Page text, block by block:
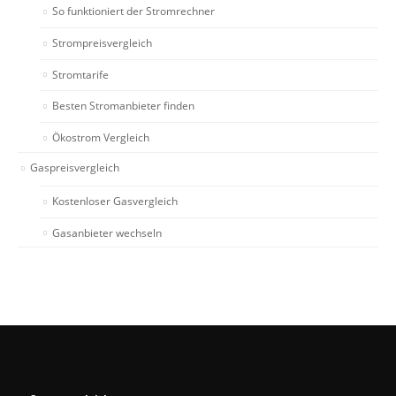
So funktioniert der Stromrechner
Strompreisvergleich
Stromtarife
Besten Stromanbieter finden
Ökostrom Vergleich
Gaspreisvergleich
Kostenloser Gasvergleich
Gasanbieter wechseln